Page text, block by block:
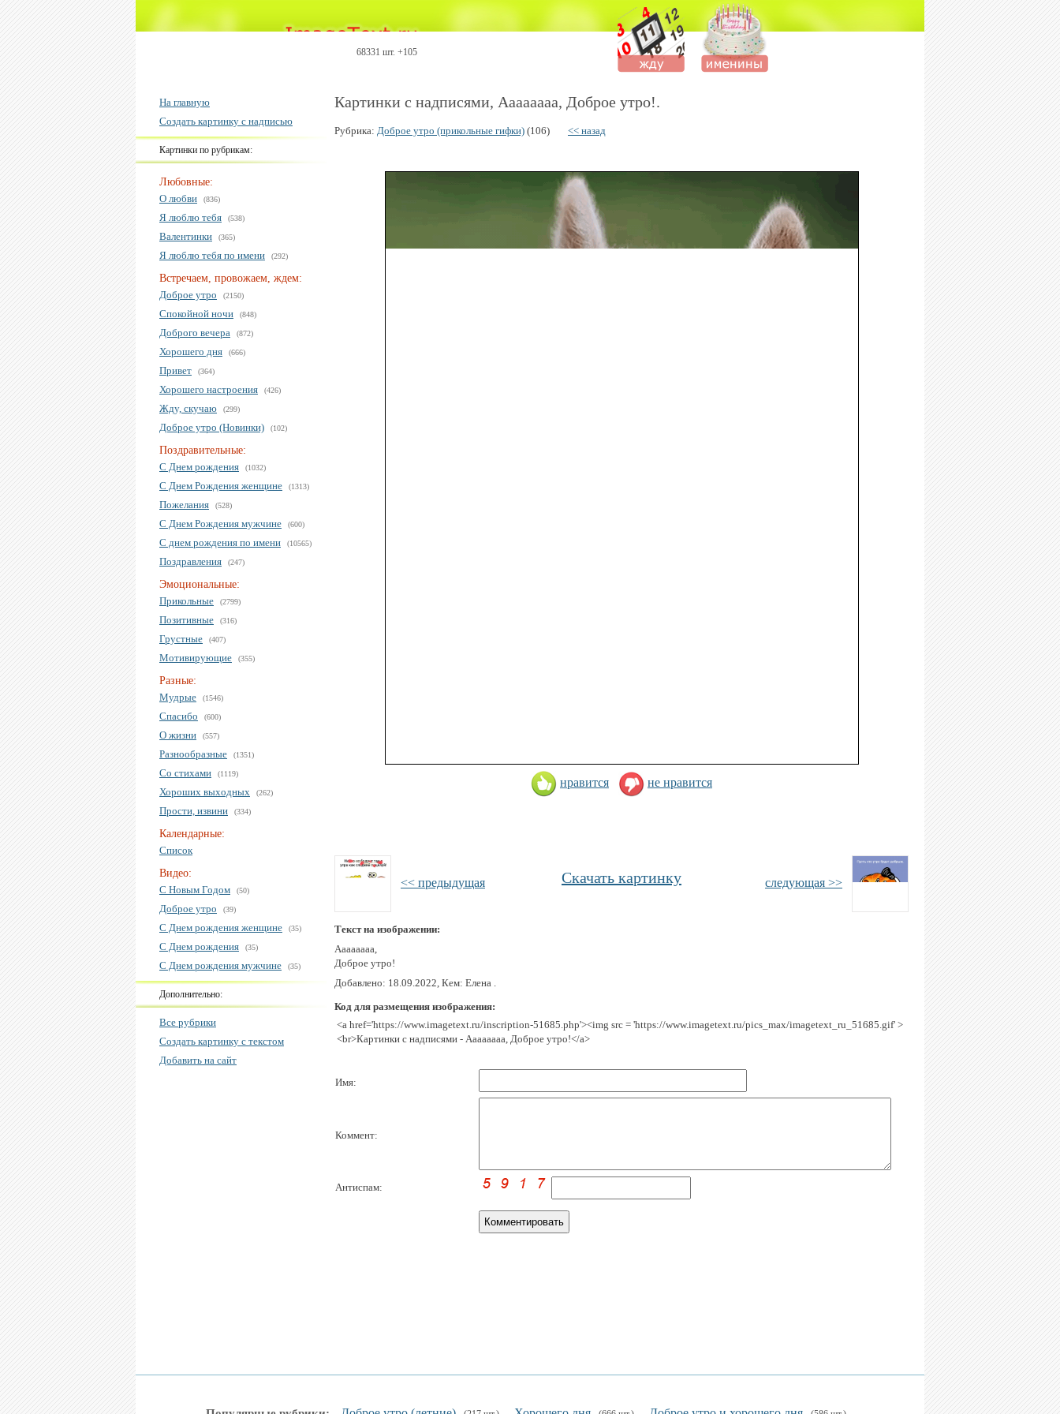
68331 шт. +105
На главную
Создать картинку с надписью
Картинки по рубрикам:
Любовные:
О любви
(836)
Я люблю тебя (538)
Валентинки (365)
Я люблю тебя по имени (292)
Встречаем, провожаем, ждем:
Доброе утро
(2150)
Спокойной ночи (848)
Доброго вечера (872)
Хорошего дня (666)
Привет (364)
Хорошего настроения (426)
Жду, скучаю (299)
Доброе утро (Новинки) (102)
Поздравительные:
С Днем рождения
(1032)
С Днем Рождения женщине (1313)
Пожелания (528)
С Днем Рождения мужчине (600)
С днем рождения по имени (10565)
Поздравления (247)
Эмоциональные:
Прикольные
(2799)
Позитивные (316)
Грустные (407)
Мотивирующие (355)
Разные:
Мудрые
(1546)
Спасибо (600)
О жизни (557)
Разнообразные (1351)
Со стихами (1119)
Хороших выходных (262)
Прости, извини (334)
Календарные:
Список
Видео:
С Новым Годом
(50)
Доброе утро (39)
С Днем рождения женщине (35)
С Днем рождения (35)
С Днем рождения мужчине (35)
Дополнительно:
Все рубрики
Создать картинку с текстом
Добавить на сайт
Картинки с надписями, Аааааааа, Доброе утро!.
Рубрика: Доброе утро (прикольные гифки) (106) << назад
нравится не нравится
<< предыдущая следующая >>
Скачать картинку
Текст на изображении:
Аааааааа,
Доброе утро!
Добавлено: 18.09.2022, Кем: Елена .
Код для размещения изображения:
<a href='https://www.imagetext.ru/inscription-51685.php'><img src = 'https://www.imagetext.ru/pics_max/imagetext_ru_51685.gif' >
<br>Картинки с надписями - Аааааааа, Доброе утро!</a>
Имя:
Коммент:
Антиспам: